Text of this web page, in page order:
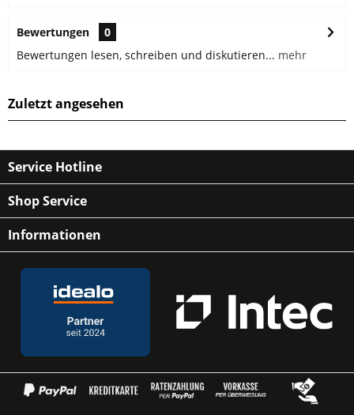
Bewertungen
0
Bewertungen lesen, schreiben und diskutieren... mehr
Zuletzt angesehen
Service Hotline
Shop Service
Informationen